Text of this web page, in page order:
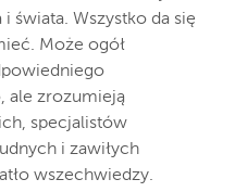
świata. Wszystko da się
Może ogół
ale zrozumieją
specjalistów
i zawiłych
wszechwiedzy.